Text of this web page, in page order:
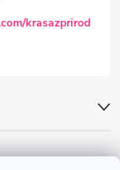
krasazprirod